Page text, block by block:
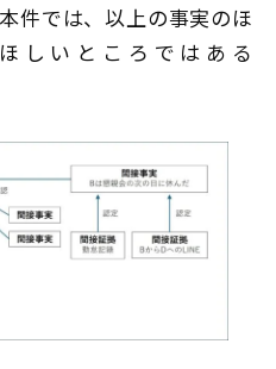
件では、以上の事実のほ
しいところではある